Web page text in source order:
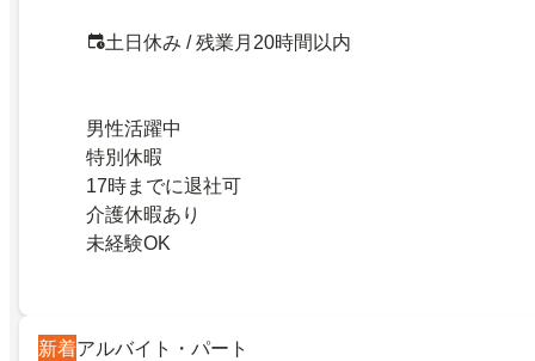
土日休み / 残業月20時間以内
男性活躍中
特別休暇
17時までに退社可
介護休暇あり
未経験OK
新着アルバイト・パート